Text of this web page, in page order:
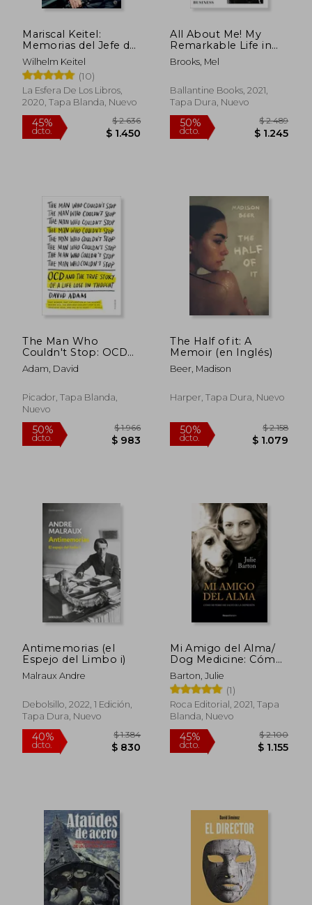
45%
dcto.
50%
dcto.
Mariscal Keitel:
Memorias del Jefe del
Alto Mando de la
Wehrmacht. 1938-
1945
Wilhelm Keitel
(10)
La Esfera De Los Libros,
2020, Tapa Blanda, Nuevo
45%
$ 1.450
All About Me! My
Remarkable Life in
Show Business (en
Inglés)
Brooks, Mel
Ballantine Books, 2021,
Tapa Dura, Nuevo
50%
dcto.
The Man Who
Couldn't Stop: OCD
and the True Story of
a Life Lost in Thought
Adam, David
Picador, Tapa Blanda,
Nuevo
The Half of it: A
Memoir (en Inglés)
Beer, Madison
Harper, Tapa Dura, Nuevo
Antimemorias (el
Espejo del Limbo i)
Malraux Andre
Debolsillo, 2022, 1 Edición,
Tapa Dura, Nuevo
Mi Amigo del Alma/
Dog Medicine: Cómo
Mi Perro Me Salvó de
la Depresión/ How
My Dog Saved Me
from Myself
Barton, Julie
(1)
Roca Editorial, 2021, Tapa
Blanda, Nuevo